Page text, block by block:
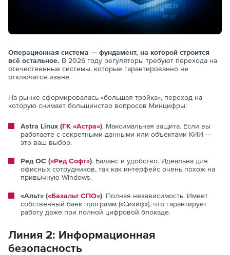
Операционная система — фундамент, на которой строится
всё остальное. В 2026 году регуляторы требуют перехода на
отечественные системы, которые гарантированно не
отключатся извне.
На рынке сформировалась «большая тройка», переход на
которую снимает большинство вопросов Минцифры:
Astra Linux (ГК «Астра»). Максимальная защита. Если вы
работаете с секретными данными или объектами КИИ —
это ваш выбор.
Ред ОС («Ред Софт»). Баланс и удобство. Идеальна для
офисных сотрудников, так как интерфейс очень похож на
привычную Windows.
«Альт» («Базальт СПО»). Полная независимость. Имеет
собственный банк программ («Сизиф»), что гарантирует
работу даже при полной цифровой блокаде.
Линия 2: Информационная
безопасность